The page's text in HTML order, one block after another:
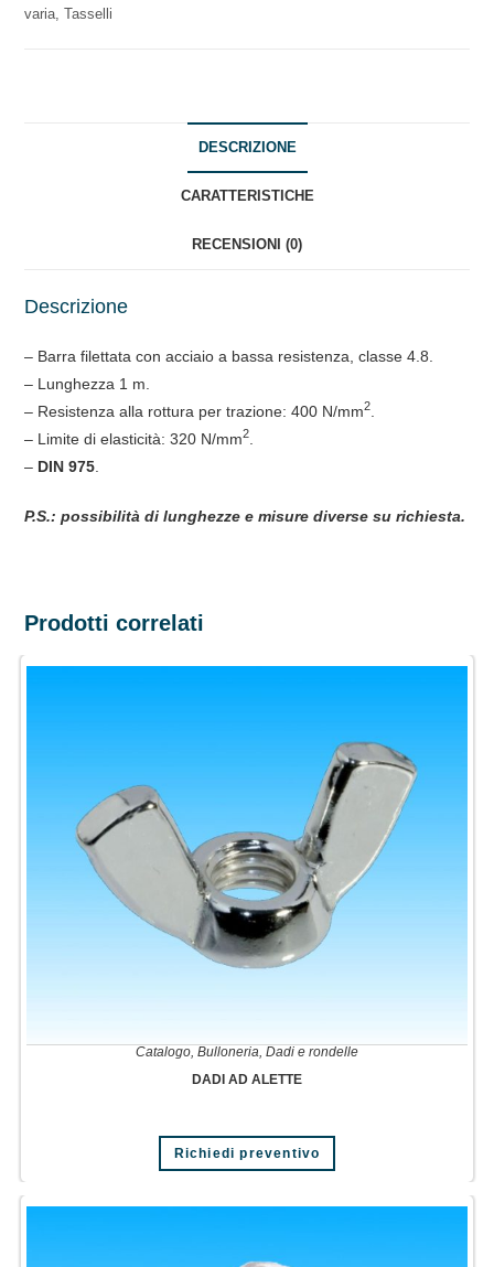
varia,Tasselli
DESCRIZIONE
CARATTERISTICHE
RECENSIONI (0)
Descrizione
– Barra filettata con acciaio a bassa resistenza, classe 4.8.
– Lunghezza 1 m.
– Resistenza alla rottura per trazione: 400 N/mm2
– Limite di elasticità: 320 N/mm2
– DIN 975
P.S.: possibilità di lunghezze e misure diverse su richiesta.
Prodotti correlati
Catalogo, Bulloneria, Dadi e rondelle
DADI AD ALETTE
Richiedi preventivo